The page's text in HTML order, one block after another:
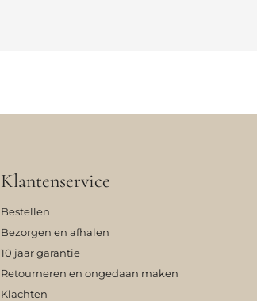
Klantenservice
Bestellen
Bezorgen en afhalen
10 jaar garantie
Retourneren en ongedaan maken
Klachten